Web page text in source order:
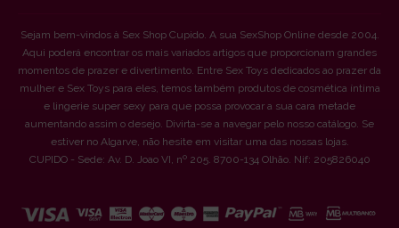
Sejam bem-vindos à Sex Shop Cupido. A sua SexShop Online desde 2004.
Aqui poderá encontrar os mais variados artigos que proporcionam grandes
momentos de prazer e divertimento. Entre Sex Toys dedicados ao prazer da
mulher e Sex Toys para eles, temos também produtos de cosmética íntima
e lingerie super sexy para que possa provocar a sua cara metade
aumentando assim o desejo. Divirta-se a navegar pelo nosso catálogo. Se
estiver no Algarve, não hesite em visitar uma das nossas lojas.
CUPIDO - Sede: Av. D. Joao VI, nº 205. 8700-134 Olhão. Nif: 205826040